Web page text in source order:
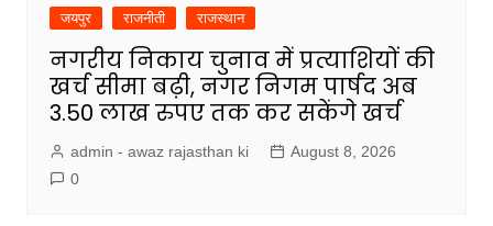
जयपुर राजनीती राजस्थान
नगरीय निकाय चुनाव में प्रत्याशियों की
खर्च सीमा बढ़ी, नगर निगम पार्षद अब
3.50 लाख रुपए तक कर सकेंगे खर्च
admin - awaz rajasthan ki
August 8, 2026
0